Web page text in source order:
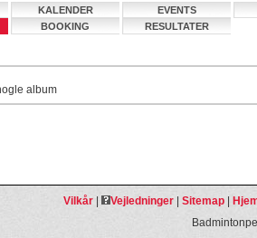
KALENDER
EVENTS
BOOKING RESULTATER
album
Vilkår| Vejledninger| Sitemap|